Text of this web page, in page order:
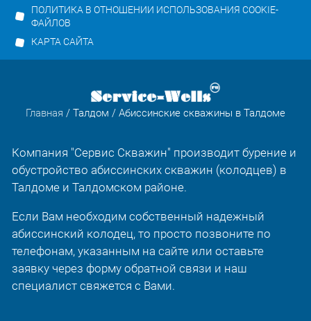
ПОЛИТИКА В ОТНОШЕНИИ ИСПОЛЬЗОВАНИЯ COOKIE-
ФАЙЛОВ
КАРТА САЙТА
Главная / Талдом / Абиссинские скважины в Талдоме
Компания "Сервис Скважин" производит бурение и
обустройство абиссинских скважин (колодцев) в
Талдоме и Талдомском районе.
Если Вам необходим собственный надежный
абиссинский колодец, то просто позвоните по
телефонам, указанным на сайте или оставьте
заявку через форму обратной связи и наш
специалист свяжется с Вами.